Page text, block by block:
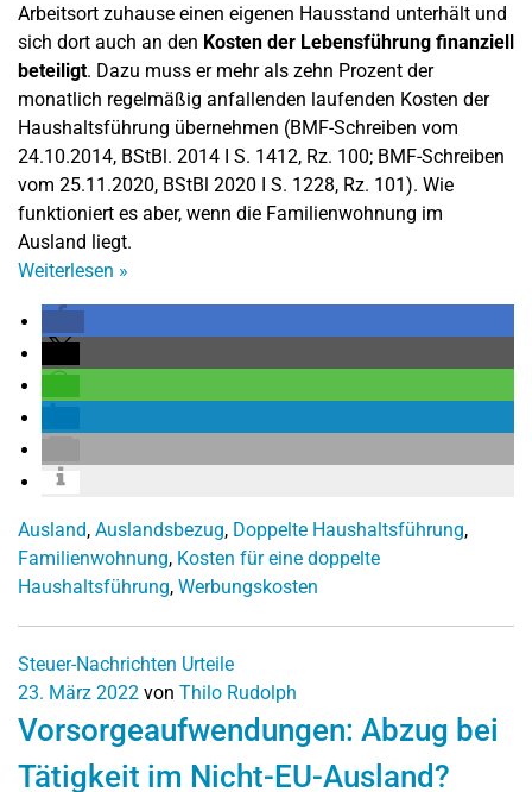
Arbeitsort zuhause einen eigenen Hausstand unterhält und
sich dort auch an den Kosten der Lebensführung finanziell
beteiligt. Dazu muss er mehr als zehn Prozent der
monatlich regelmäßig anfallenden laufenden Kosten der
Haushaltsführung übernehmen (BMF-Schreiben vom
24.10.2014, BStBl. 2014 I S. 1412, Rz. 100; BMF-Schreiben
vom 25.11.2020, BStBl 2020 I S. 1228, Rz. 101). Wie
funktioniert es aber, wenn die Familienwohnung im
Ausland liegt.
Weiterlesen »
Ausland, Auslandsbezug, Doppelte Haushaltsführung,
Familienwohnung, Kosten für eine doppelte
Haushaltsführung, Werbungskosten
Steuer-Nachrichten Urteile
23. März 2022 von Thilo Rudolph
Vorsorgeaufwendungen: Abzug bei
Tätigkeit im Nicht-EU-Ausland?